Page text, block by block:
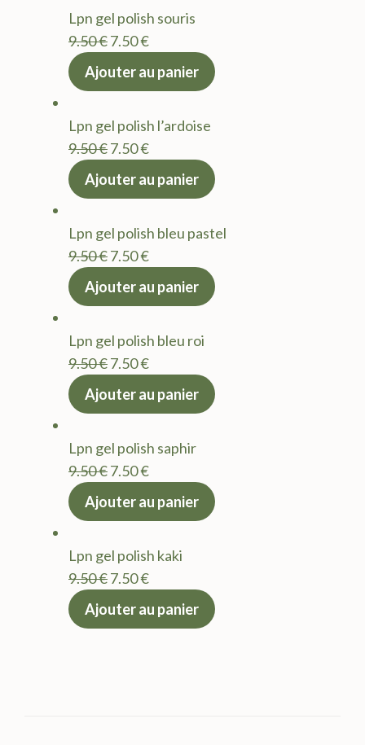
9.50 €.7.50 €.
Lpn gel polish souris
9.50€Le
prix
9.50 €.
7.50€Le
actuel
7.50 €.
Ajouter au panier
Lpn gel polish l’ardoise
9.50€Le
prix
9.50 €.
7.50€Le
actuel
7.50 €.
Ajouter au panier
Lpn gel polish bleu pastel
9.50€Le
prix
9.50 €.
7.50€Le
actuel
7.50 €.
Ajouter au panier
Lpn gel polish bleu roi
9.50€Le
prix
9.50 €.
7.50€Le
actuel
7.50 €.
Ajouter au panier
Lpn gel polish saphir
9.50€Le
prix
9.50 €.
7.50€Le
actuel
7.50 €.
Ajouter au panier
Lpn gel polish kaki
9.50€Le
prix
7.50€Le
actuel
Ajouter au panier